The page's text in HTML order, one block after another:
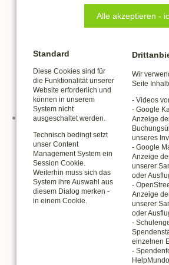
Juli 2018 (4 Einträge)
Juni 2018 (5 Einträge)
April 2018 (5 Einträge)
März 2018 (5 Einträge)
Februar 2018 (4 Einträge)
Januar 2018 (2 Einträge)
2017
Dezember 2017 (6 Einträge)
November 2017 (4 Einträge)
Oktober 2017 (3 Einträge)
September 2017 (2 Einträge)
August 2017 (1 Eintrag)
Juli 2017 (4 Einträge)
Alle akzeptieren -
Standard
Diese Cookies sind für
die Funktionalität unserer
Website erforderlich und
können in unserem
System nicht
ausgeschaltet werden.
Technisch bedingt setzt
unser Content
Management System ein
Session Cookie.
Weiterhin muss sich das
System ihre Auswahl aus
diesem Dialog merken -
in einem Cookie.
Wir
Seite
- Videos
- Google
Anzeige
unseres
- Google
Anzeige
unserer
oder
-
Anzeige
unserer
oder
-
einzelnen
-
HelpMundo